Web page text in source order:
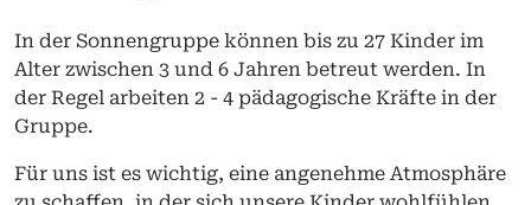
In der Sonnengruppe können bis zu 27 Kinder im
Alter zwischen 3 und 6 Jahren betreut werden. In
der Regel arbeiten 2 - 4 pädagogische Kräfte in der
Gruppe.
Für uns ist es wichtig, eine angenehme Atmosphäre